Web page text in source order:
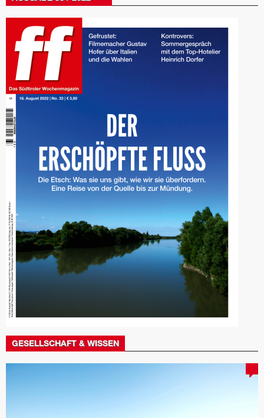
GESELLSCHAFT & WISSEN